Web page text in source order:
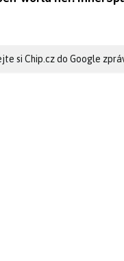
si Chip.cz do Google